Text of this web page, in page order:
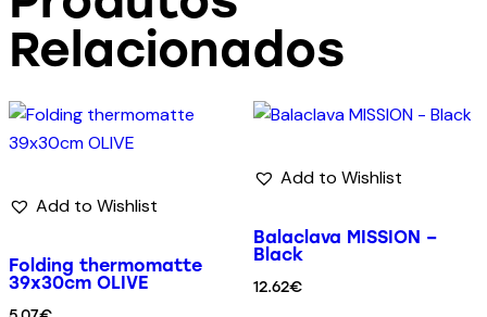
Relacionados
Add to Wishlist
Folding thermomatte
39x30cm OLIVE
Add to Wishlist
Balaclava MISSION –
Black
12.62€